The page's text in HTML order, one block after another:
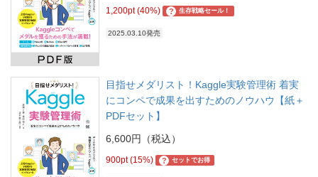
1,200pt (40%) ? 生存戦略セール！
2025.03.10発売
目指せメダリスト！Kaggle実験管理術 着実
にコンペで成果を出すためのノウハウ【紙＋
PDFセット】
6,600円（税込）
900pt (15%) ? セットでお得